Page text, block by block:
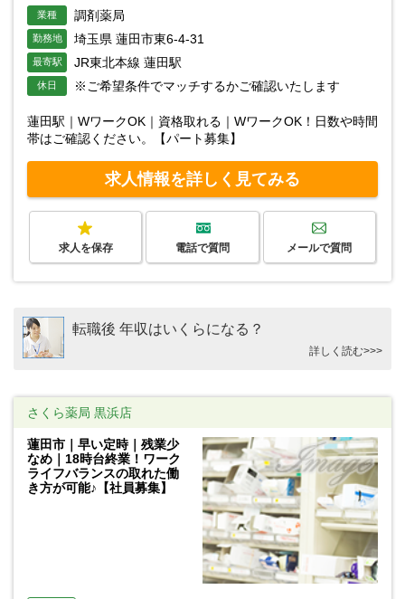
業種 調剤薬局
勤務地 埼玉県 蓮田市東6-4-31
最寄駅 JR東北本線 蓮田駅
休日 ※ご希望条件でマッチするかご確認いたします
蓮田駅｜WワークOK｜資格取れる｜WワークOK！日数や時間
帯はご確認ください。【パート募集】
求人情報を詳しく見てみる
求人を保存 電話で質問 メールで質問
転職後 年収はいくらになる？
詳しく読む>>>
さくら薬局 黒浜店
蓮田市｜早い定時｜残業少
なめ｜18時台終業！ワーク
ライフバランスの取れた働
き方が可能♪【社員募集】